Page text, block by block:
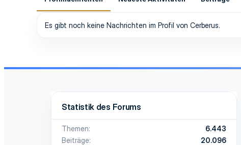
Es gibt noch keine Nachrichten im Profil von Cerberus.
Statistik des Forums
Themen
6.443
Beiträge
20.096